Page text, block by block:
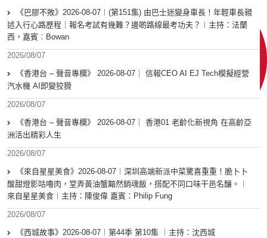
《巴膠不敗》2026-08-07︱(第151集) 由巴士迷變身車長！年輕車長親
述入行心路歷程｜報名考試有幾難？邊啲路線最考功夫？︱主持：法蘭
西，嘉賓︰Bowan
2026/08/07
《香港台 – 聲音專欄》 2026-08-07｜ 信報CEO AI EJ Tech模擬經營
汽水機 AI即變狡猾
2026/08/07
《香港台 – 聲音專欄》 2026-08-07｜ 香港01 老齡化新視角 在高齡亞
洲活出精彩人生
2026/08/07
《來自星星美食》2026-08-07︱深圳高端新派中菜驚喜重重！脆卜卜
酸甜燈影咕嚕肉，堂弄黃油蟹黯然銷魂飯，搭配不同口味干邑名釀。︱
來自星星美食︱主持：陳俊偉 嘉賓：Philip Fung
2026/08/07
《西城故事》2026-08-07︱第44季 第10集 ︱主持：沈西城